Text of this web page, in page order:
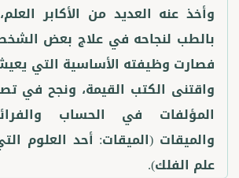
وأخذ عنه العديد من الأكابر
بالطب لنجاحه في علاج بعض
فصارت وظيفته الأساسية التي
واقتنى الكتب القيمة، ونجح في
المؤلفات في الحساب
والميقات (الميقات: أحد العلوم
علم الفلك).